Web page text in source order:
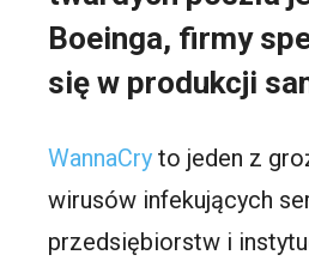
Boeinga, firmy
się w produkcji
WannaCry to jeden z
wirusów infekujących
przedsiębiorstw i